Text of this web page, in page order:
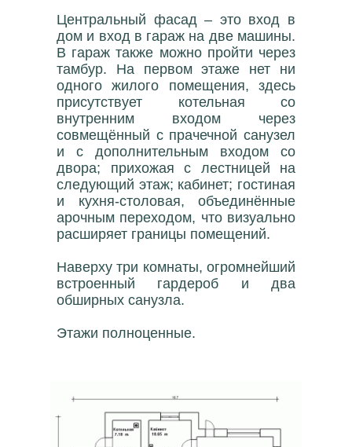
Центральный фасад – это вход в
дом и вход в гараж на две машины.
В гараж также можно пройти через
тамбур. На первом этаже нет ни
одного жилого помещения, здесь
присутствует котельная со
внутренним входом через
совмещённый с прачечной санузел
и с дополнительным входом со
двора; прихожая с лестницей на
следующий этаж; кабинет; гостиная
и кухня-столовая, объединённые
арочным переходом, что визуально
расширяет границы помещений.
Наверху три комнаты, огромнейший
встроенный гардероб и два
обширных санузла.
Этажи полноценные.